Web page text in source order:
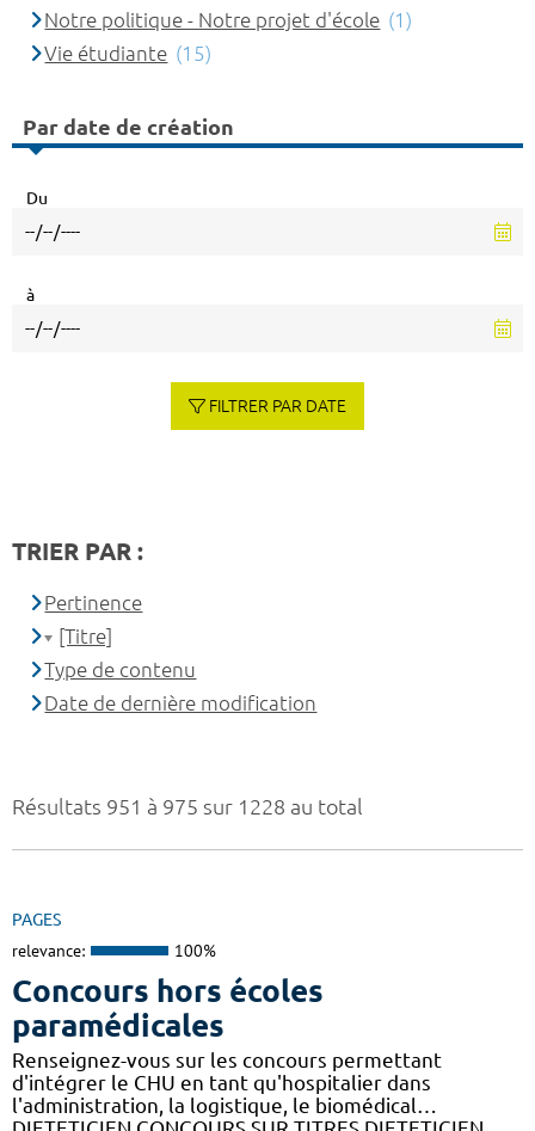
Résultats 951 à 975 sur 1228 au total
PAGES
relevance: 100%
Concours hors écoles
paramédicales
Renseignez-vous sur les concours permettant
d'intégrer le CHU en tant qu'hospitalier dans
l'administration, la logistique, le biomédical…
Notre politique - Notre projet d'école (1)
Vie étudiante (15)
Par date de création
Du
à
FILTRER PAR DATE
TRIER PAR :
Pertinence
[Titre]
Type de contenu
Date de dernière modification